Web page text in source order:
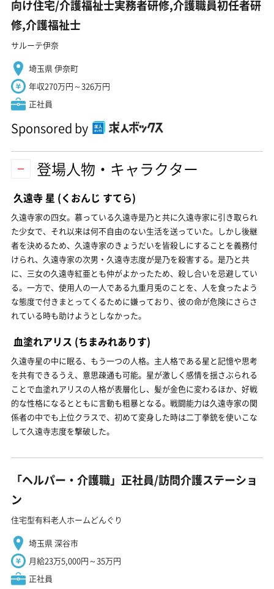
向け住宅/介護福祉士実務者研修,介護職員初任者研
修,介護福祉士
サルーテ伊奈
埼玉県 伊奈町
年収270万円～326万円
正社員
Sponsored by
登場人物・キャラクター
久遠寺 星 (くおんじ すてら)
久遠寺家の四女。慕っている久遠寺是乃と共に久遠寺家に引き取られ
た少女で、それ以来は何不自由のない生活を送っていた。しかし後継
者を決めるため、久遠寺家のきょうだいを皆殺しにすることを義務付
けられ、久遠寺家の次男・久遠寺志度が是乃を殺害する。是乃と共
に、三女の久遠寺紅亜とも仲がよかったため、殺し合いを忌避してい
る。一方で、使用人の一人である九重月兎のことを、人を食ったよう
な態度で付きまとってくるために嫌っており、彼の命が危険にさらさ
れている時も助けようとしなかった。
血塗れアリス (ちまみれありす)
久遠寺星の中に眠る、もう一つの人格。主人格である星と記憶や思考
を共有できるうえ、意思疎通も可能。星が激しく感情を揺さぶられる
ことで血塗れアリスの人格が表層化し、髪が金色に変わるほか、好戦
的な性格になるとともに言動も粗暴となる。戦闘能力は久遠寺家の関
係者の中でも上位クラスで、初めて変身した時は二丁拳銃を使いこな
して久遠寺志度を撃破した。
「ヘルパー・介護職」正社員/訪問介護ステーショ
ン
住宅型有料老人ホームどんぐり
埼玉県 深谷市
月給23万5,000円～35万円
正社員